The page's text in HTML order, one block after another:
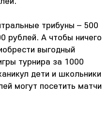
трибуны – 500
рублей. А чтобы ничего
выгодный
турнира за 1000
дети и школьники
могут посетить матчи